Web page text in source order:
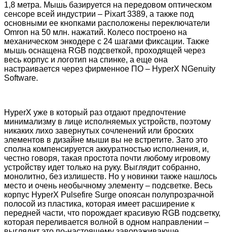
1,8 метра. Мышь базируется на передовом оптическом
сенсоре всей индустрии – Pixart 3389, а также под
основными ее кнопками расположены переключатели
Omron на 50 млн. нажатий. Колесо построено на
механическом энкодере с 24 шагами фиксации. Также
мышь оснащена RGB подсветкой, проходящей через
весь корпус и логотип на спинке, а еще она
настраивается через фирменное ПО – HyperX NGenuity
Software.
HyperX уже в который раз отдают предпочтение
минимализму в лице исполняемых устройств, поэтому
никаких лихо завернутых сочленений или броских
элементов в дизайне мыши вы не встретите. Зато это
сполна компенсируется аккуратностью исполнения, и,
честно говоря, такая простота почти любому игровому
устройству идет только на руку. Выглядит собранно,
монолитно, без излишеств. Но у новинки также нашлось
место и очень необычному элементу – подсветке. Весь
корпус HyperX Pulsefire Surge опоясан полупрозрачной
полосой из пластика, которая имеет расширение к
передней части, что порождает красивую RGB подсветку,
которая переливается волной в одном направлении –